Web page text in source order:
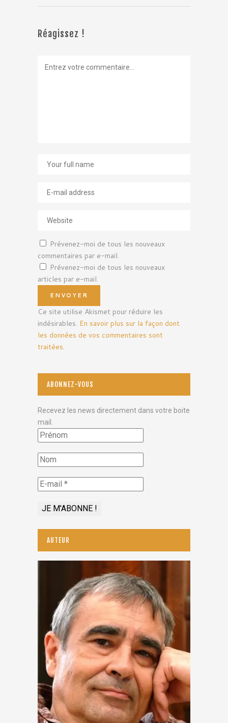
rues de Paris
avec pour
les grandes
Réagissez !
Prévenez-moi de tous les nouveaux
commentaires par e-mail.
Prévenez-moi de tous les nouveaux
articles par e-mail.
Ce site utilise Akismet pour réduire les
indésirables. En savoir plus sur la façon dont
les données de vos commentaires sont
traitées.
ABONNEZ-VOUS
Recevez les news directement dans votre boite
mail.
AUTEUR